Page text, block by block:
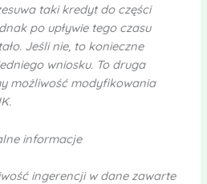
taki kredyt do części
po upływie tego czasu
Jeśli nie, to konieczne
wniosku. To druga
możliwość modyfikowania
informacje
ingerencji w dane zawarte